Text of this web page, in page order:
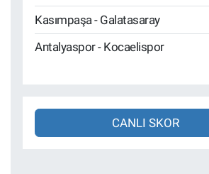
Kasımpaşa - Galatasaray
Antalyaspor - Kocaelispor
CANLI SKOR